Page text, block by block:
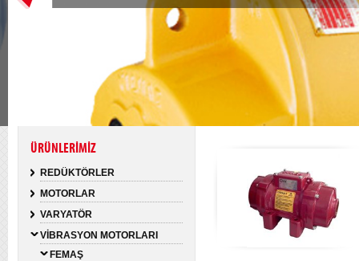
ÜRÜNLERİMİZ
REDÜKTÖRLER
MOTORLAR
VARYATÖR
VİBRASYON MOTORLARI
FEMAŞ